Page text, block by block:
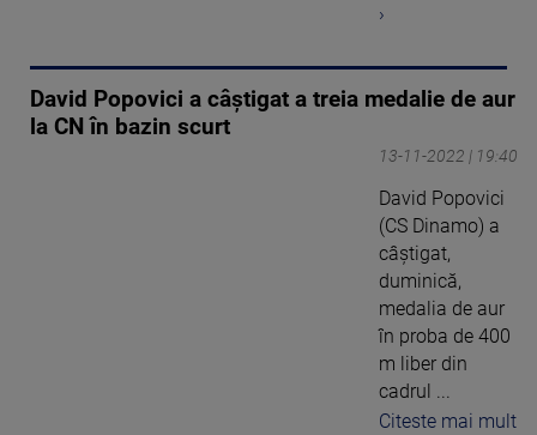
›
David Popovici a câştigat a treia medalie de aur
la CN în bazin scurt
13-11-2022 | 19:40
David Popovici
(CS Dinamo) a
câştigat,
duminică,
medalia de aur
în proba de 400
m liber din
cadrul ...
Citeste mai mult